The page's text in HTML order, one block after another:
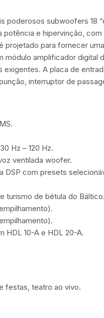
poderosos subwoofers 18
potência e hipervinção,
projetado para fornecer
módulo amplificador digital
exigentes. A placa de
interruptor de
Hz – 120 Hz.
ventilada woofer.
DSP com presets
turismo de bétula do Báltico.
HDL 10-A e HDL 20-A.
festas, teatro ao vivo.